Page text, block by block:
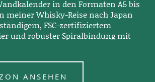
in den Formaten A5 bis
meiner Whisky-Reise nach Japan
FSC-zertifiziertem
und robuster Spiralbindung mit
ANSEHEN